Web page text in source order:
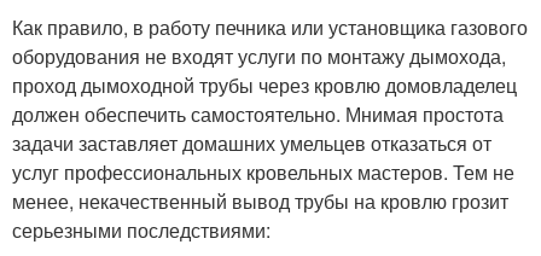
Как правило, в работу печника или установщика газового
оборудования не входят услуги по монтажу дымохода,
проход дымоходной трубы через кровлю домовладелец
должен обеспечить самостоятельно. Мнимая простота
задачи заставляет домашних умельцев отказаться от
услуг профессиональных кровельных мастеров. Тем не
менее, некачественный вывод трубы на кровлю грозит
серьезными последствиями: